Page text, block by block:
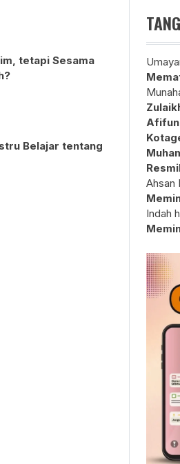
tetapi Sesama
Belajar tentang
Afifun
Ahsan
Indah